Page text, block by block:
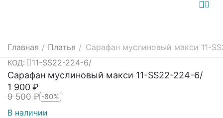
Главная / Платья / Сарафан муслиновый макси 11-
КОД: 11-SS22-224-6/
Сарафан муслиновый макси 11-SS22-224-6/
1 900₽
9 500 ₽ -80%
В наличии